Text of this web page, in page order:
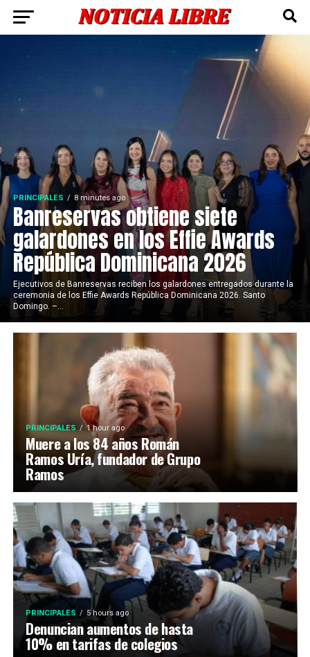
PRINCIPALES 8 minutes ago
Banreservas obtiene siete
galardones en los Effie Awards
República Dominicana 2026
Ejecutivos de Banreservas reciben los galardones entregados durante la
ceremonia de los Effie Awards República Dominicana 2026. Santo
Domingo. –...
PRINCIPALES 1 hour ago
Muere a los 84 años Román
Ramos Uría, fundador de Grupo
Ramos
PRINCIPALES 5 hours ago
Denuncian aumentos de hasta
10% en tarifas de colegios